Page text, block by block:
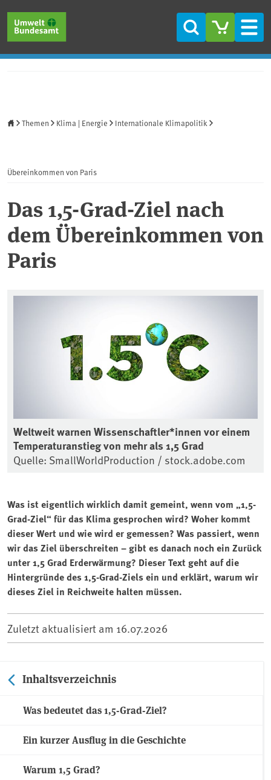
Suche
Themen Klima | Energie Internationale Klimapolitik
Übereinkommen von Paris
Das 1,5-Grad-Ziel nach
dem Übereinkommen von
Paris
Weltweit warnen Wissenschaftler*innen vor einem
Temperaturanstieg von mehr als 1,5 Grad
Quelle: SmallWorldProduction / stock.adobe.com
Was ist eigentlich wirklich damit gemeint, wenn vom „1,5-
Grad-Ziel“ für das Klima gesprochen wird? Woher kommt
dieser Wert und wie wird er gemessen? Was passiert, wenn
wir das Ziel überschreiten – gibt es danach noch ein Zurück
unter 1,5 Grad Erderwärmung? Dieser Text geht auf die
Hintergründe des 1,5-Grad-Ziels ein und erklärt, warum wir
dieses Ziel in Reichweite halten müssen.
Zuletzt aktualisiert am 16.07.2026
Inhaltsverzeichnis
Was bedeutet das 1,5-Grad-Ziel?
Ein kurzer Ausflug in die Geschichte
Warum 1,5 Grad?